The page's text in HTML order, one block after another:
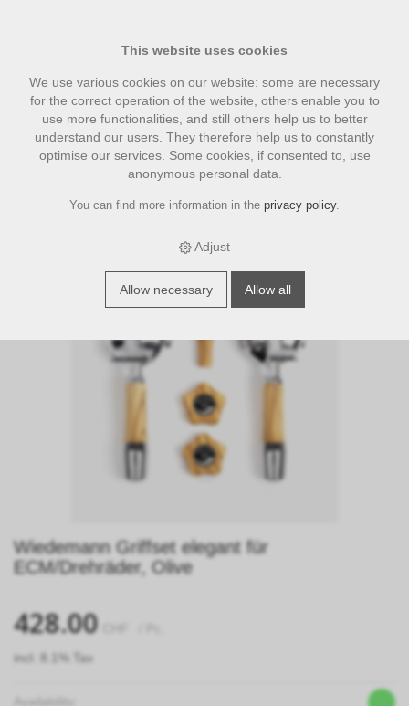
accesories › Wiedemann Holz Zubehör › Wiedemann
Wiedemann Griffset elegant für
ECM/Drehräder, Olive
428.00
incl. 8.1% Tax
This website uses cookies
We use various cookies on our website: some are necessary
for the correct operation of the website, others enable you to
use more functionalities, and still others help us to better
understand our users. They therefore help us to constantly
optimise our services. Some cookies, if consented to, use
anonymous personal data.
You can find more information in the privacy policy.
Adjust
Allow necessary Allow all